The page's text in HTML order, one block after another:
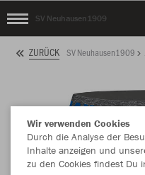
SV Neuhausen1909
ZURÜCK SV Neuhausen1909
Wir verwenden Cookies
Durch die Analyse der
Inhalte anzeigen und
zu den Cookies findest Du